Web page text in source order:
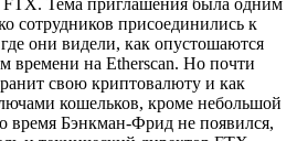
FTX. Тема приглашения была одним
сотрудников присоединились к
они видели, как опустошаются
времени на Etherscan. Но почти
свою криптовалюту и как
кошельков, кроме небольшой
время Бэнкман-Фрид не появился,